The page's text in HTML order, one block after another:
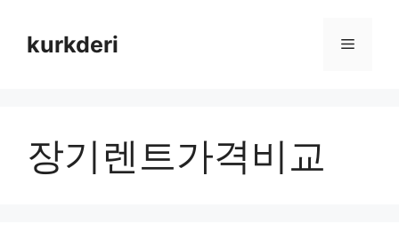
contentkurkderi Menu
장기렌트가격비교